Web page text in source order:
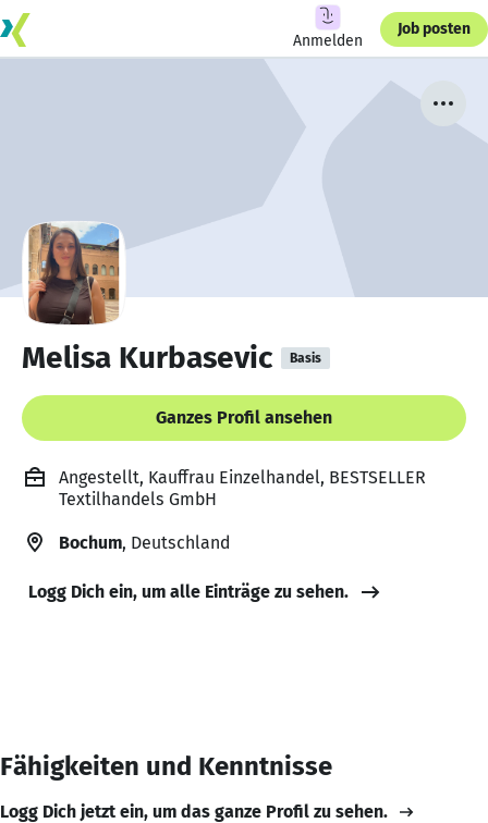
Anmelden
Job posten
Melisa Kurbasevic Basis
Ganzes Profil ansehen
Angestellt, Kauffrau Einzelhandel, BESTSELLER
Textilhandels GmbH
Bochum, Deutschland
Logg Dich ein, um alle Einträge zu sehen.
Fähigkeiten und Kenntnisse
Logg Dich jetzt ein, um das ganze Profil zu sehen.